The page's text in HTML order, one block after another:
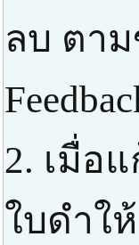
ลบ ตาม
2. เมื่อ
ใบดำให้